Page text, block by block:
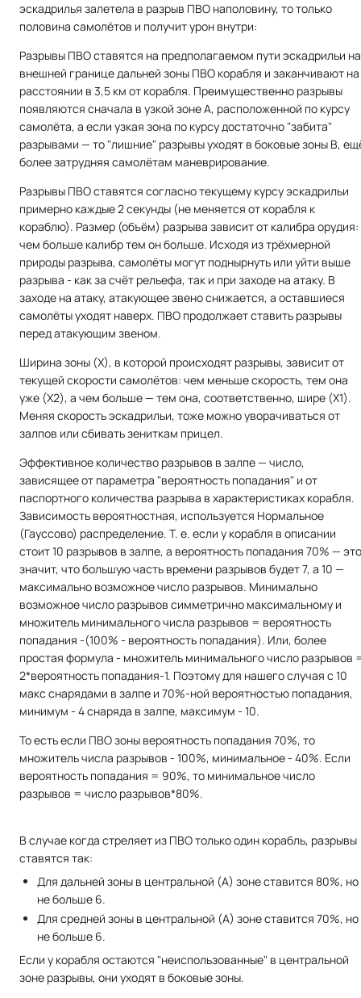
эскадрилья залетела в разрыв ПВО наполовину, то только
половина самолётов и получит урон внутри:
Разрывы ПВО ставятся на предполагаемом пути эскадрильи на
внешней границе дальней зоны ПВО корабля и заканчивают на
расстоянии в 3,5 км от корабля. Преимущественно разрывы
появляются сначала в узкой зоне A, расположенной по курсу
самолёта, а если узкая зона по курсу достаточно "забита"
разрывами — то "лишние" разрывы уходят в боковые зоны B,
более затрудняя самолётам маневрирование.
Разрывы ПВО ставятся согласно текущему курсу эскадрильи
примерно каждые 2 секунды (не меняется от корабля к
кораблю). Размер (объём) разрыва зависит от калибра орудия:
чем больше калибр тем он больше. Исходя из трёхмерной
природы разрыва, самолёты могут поднырнуть или уйти выше
разрыва - как за счёт рельефа, так и при заходе на атаку. В
заходе на атаку, атакующее звено снижается, а оставшиеся
самолёты уходят наверх. ПВО продолжает ставить разрывы
перед атакующим звеном.
Ширина зоны (Х), в которой происходят разрывы, зависит от
текущей скорости самолётов: чем меньше скорость, тем она
уже (X2), а чем больше — тем она, соответственно, шире (X1).
Меняя скорость эскадрильи, тоже можно уворачиваться от
залпов или сбивать зениткам прицел.
Эффективное количество разрывов в залпе — число,
зависящее от параметра "вероятность попадания" и от
паспортного количества разрыва в характеристиках корабля.
Зависимость вероятностная, используется Нормальное
(Гауссово) распределение. Т. е. если у корабля в описании
стоит 10 разрывов в залпе, а вероятность попадания 70% — это
значит, что большую часть времени разрывов будет 7, а 10 —
максимально возможное число разрывов. Минимально
возможное число разрывов симметрично максимальному и
множитель минимального числа разрывов = вероятность
попадания -(100% - вероятность попадания). Или, более
простая формула - множитель минимального число разрывов
2*вероятность попадания-1. Поэтому для нашего случая с 10
макс снарядами в залпе и 70%-ной вероятностью попадания,
минимум - 4 снаряда в залпе, максимум - 10.
То есть если ПВО зоны вероятность попадания 70%, то
множитель числа разрывов - 100%, минимальное - 40%. Если
вероятность попадания = 90%, то минимальное число
разрывов = число разрывов*80%.
В случае когда стреляет из ПВО только один корабль, разрывы
ставятся так:
Для дальней зоны в центральной (А) зоне ставится 80%, но
не больше 6.
Для средней зоны в центральной (А) зоне ставится 70%, но
не больше 6.
Если у корабля остаются "неиспользованные" в центральной
зоне разрывы, они уходят в боковые зоны.